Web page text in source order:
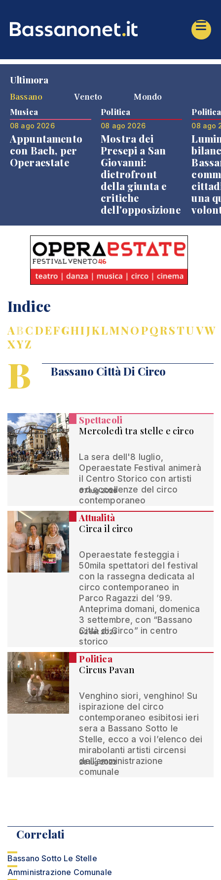
Ultimora
Bassano
Veneto Mondo
Musica
08 ago 2026
Appuntamento
con Bach, per
Operaestate
Politica
08 ago 2026
Mostra dei
Presepi a San
Giovanni:
dietrofront
della giunta e
critiche
dell'opposizione
Politica
08 ago
una
Indice
ABCDEFGHIJKLMNOPQRSTUVW
XYZ
B Bassano Città Di Circo
Spettacoli
Mercoledì tra stelle e circo
La sera dell'8 luglio,
Operaestate Festival animerà
il Centro Storico con artisti
ed eccellenze del circo
contemporaneo
07 lug 2026
Attualità
Circa il circo
Operaestate festeggia i
50mila spettatori del festival
con la rassegna dedicata al
circo contemporaneo in
Parco Ragazzi del ’99.
Anteprima domani, domenica
3 settembre, con “Bassano
Città di Circo” in centro
storico
02 set 2023
Politica
Circus Pavan
Venghino siori, venghino! Su
ispirazione del circo
contemporaneo esibitosi ieri
sera a Bassano Sotto le
Stelle, ecco a voi l’elenco dei
mirabolanti artisti circensi
dell’amministrazione
comunale
28 lug 2022
Correlati
Bassano Sotto Le Stelle
Amministrazione Comunale